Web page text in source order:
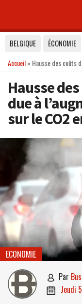
BELGIQUE ÉCONOMIE
Accueil» Hausse des coûts
Hausse
due à
sur le CO2
ECONOMIE
 par
 jeudi